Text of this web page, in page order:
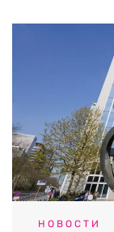
НОВОСТИ